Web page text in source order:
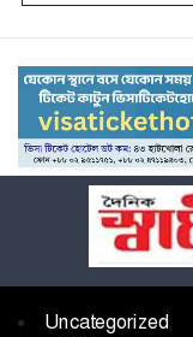
Uncategorized